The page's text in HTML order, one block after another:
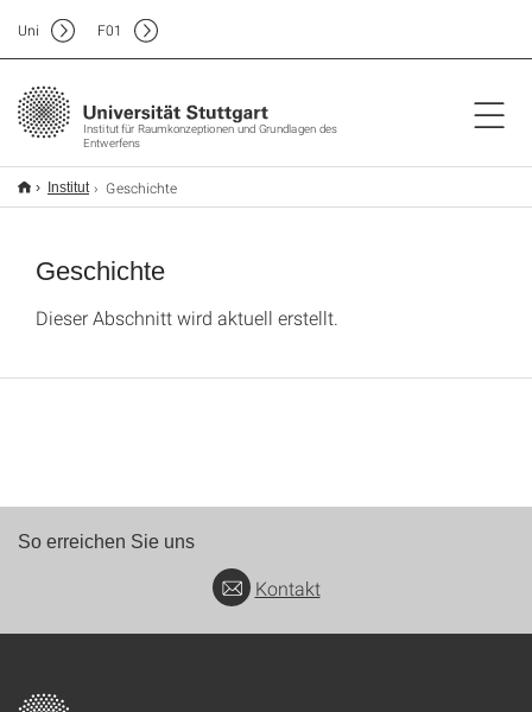
Institut für Raumkonzeptionen und Grundlagen des
Entwerfens
Uni F01
Institut Geschichte
Geschichte
Dieser Abschnitt wird aktuell erstellt.
So erreichen Sie uns
Kontakt